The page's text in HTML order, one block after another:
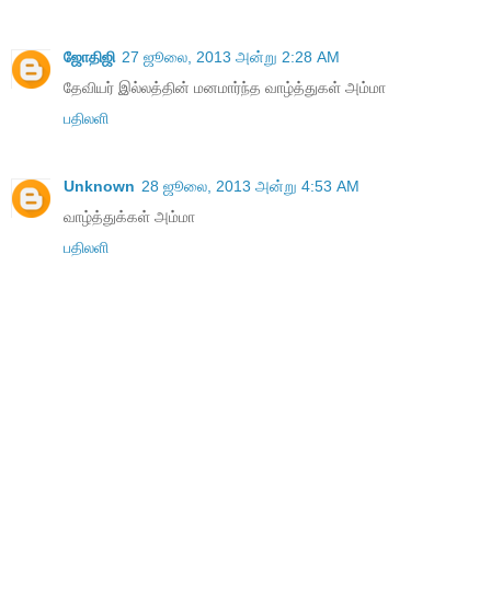
ஜோதிஜி 27 ஜூலை, 2013 அன்று 2:28 AM
தேவியர் இல்லத்தின் மனமார்ந்த வாழ்த்துகள் அம்மா
பதிலளி
Unknown 28 ஜூலை, 2013 அன்று 4:53 AM
வாழ்த்துக்கள் அம்மா
பதிலளி